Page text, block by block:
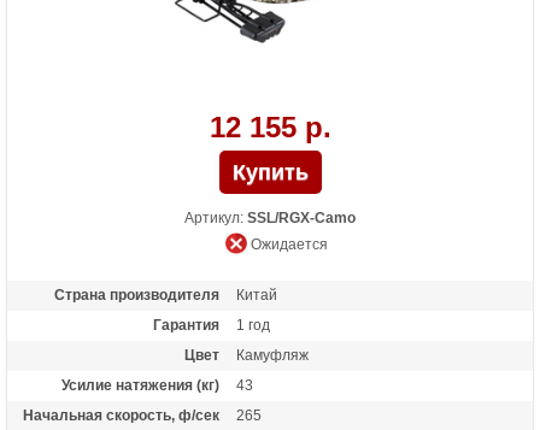
12 155 р.
Артикул: SSL/RGX-Camo
Ожидается
Страна производителя
Китай
Гарантия
1 год
Цвет
Камуфляж
Усилие натяжения (кг)
43
Начальная скорость, ф/сек
265